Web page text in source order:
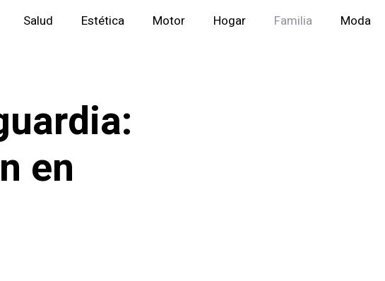
Salud Estética Motor Hogar Familia Moda
en